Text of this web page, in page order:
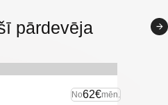
pārdevēja
No62€mēn.